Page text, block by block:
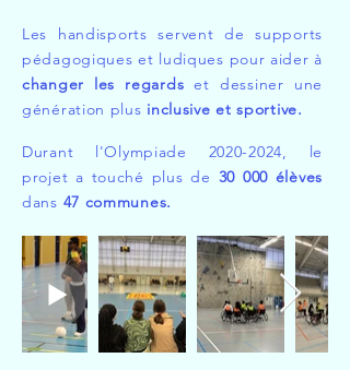
Les handisports servent de supports
pédagogiques et ludiques pour aider à
changer les regards et dessiner une
génération plus inclusive et sportive.
Durant l'Olympiade 2020-2024, le
projet a touché plus de 30 000 élèves
dans 47 communes.